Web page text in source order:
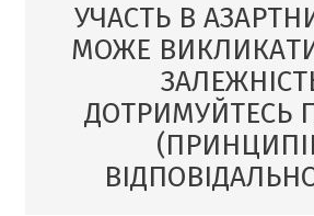
УЧАСТЬ В
МОЖЕ
ДОТРИМУЙТЕСЬ